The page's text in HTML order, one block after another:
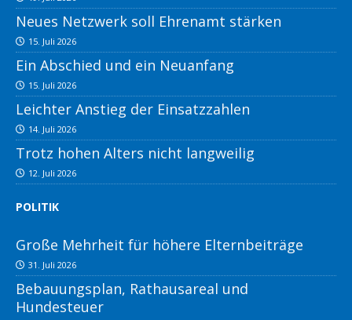
Neues Netzwerk soll Ehrenamt stärken
15. Juli 2026
Ein Abschied und ein Neuanfang
15. Juli 2026
Leichter Anstieg der Einsatzzahlen
14. Juli 2026
Trotz hohen Alters nicht langweilig
12. Juli 2026
POLITIK
Große Mehrheit für höhere Elternbeiträge
31. Juli 2026
Bebauungsplan, Rathausareal und
Hundesteuer